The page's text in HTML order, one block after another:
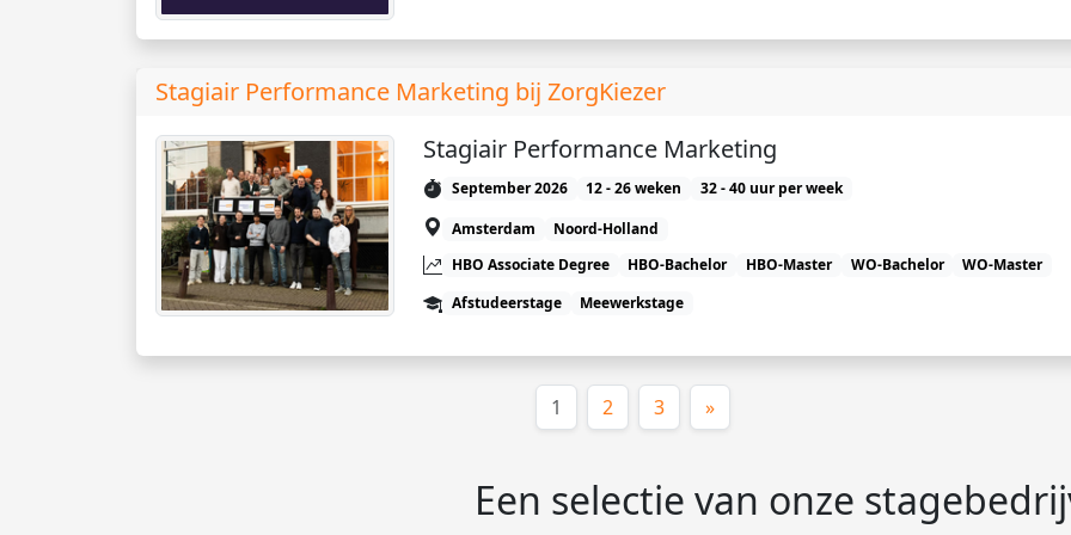
Stagiair Performance Marketing bij ZorgKiezer
Stagiair Performance Marketing
September 2026 12 - 26 weken
32 - 40 uur per week
Amsterdam
Noord-Holland
HBO Associate Degree
HBO-Bachelor HBO-Master WO-Bachelor
WO-Master
Afstudeerstage
Meewerkstage
1 (huidige)
2 3 »
Een selectie van onze